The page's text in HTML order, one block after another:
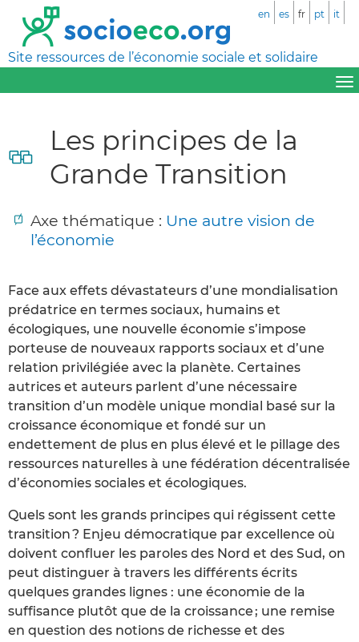
Site ressources de l’économie sociale et solidaire
en es fr pt it
Les principes de la
Grande Transition
Axe thématique : Une autre vision de
l’économie
Face aux effets dévastateurs d’une mondialisation
prédatrice en termes sociaux, humains et
écologiques, une nouvelle économie s’impose
porteuse de nouveaux rapports sociaux et d’une
relation privilégiée avec la planète. Certaines
autrices et auteurs parlent d’une nécessaire
transition d’un modèle unique mondial basé sur la
croissance économique et fondé sur un
endettement de plus en plus élevé et le pillage des
ressources naturelles à une fédération décentralisée
d’économies sociales et écologiques.
Quels sont les grands principes qui régissent cette
transition ? Enjeu démocratique par excellence où
doivent confluer les paroles des Nord et des Sud, on
peut distinguer à travers les différents écrits
quelques grandes lignes : une économie de la
suffisance plutôt que de la croissance ; une remise
en question des notions de richesse et des